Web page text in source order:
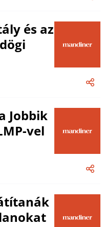
és az
Jobbik
vel